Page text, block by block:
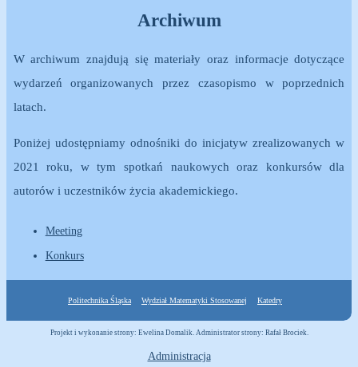
Archiwum
W archiwum znajdują się materiały oraz informacje dotyczące
wydarzeń organizowanych przez czasopismo w poprzednich
latach.
Poniżej udostępniamy odnośniki do inicjatyw zrealizowanych w
2021 roku, w tym spotkań naukowych oraz konkursów dla
autorów i uczestników życia akademickiego.
Meeting
Konkurs
Politechnika Śląska Wydział Matematyki Stosowanej Katedry
Projekt i wykonanie strony: Ewelina Domalik. Administrator strony: Rafał Brociek.
Administracja